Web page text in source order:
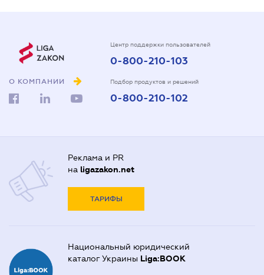
О КОМПАНИИ
Центр поддержки пользователей
0-800-210-103
Подбор продуктов и решений
0-800-210-102
Реклама и PR
на ligazakon.net
ТАРИФЫ
Национальный юридический
каталог Украины Liga:BOOK